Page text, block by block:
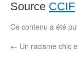
Source CCIF
Ce contenu a été
← Un racisme chic